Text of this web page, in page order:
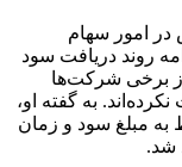
امور سهام
روند دریافت سود
برخی شرکت‌ها
سال ۱۴۰۲ را پرداخت نکرده‌اند. به گفته او،
به مبلغ سود و زمان
شد.